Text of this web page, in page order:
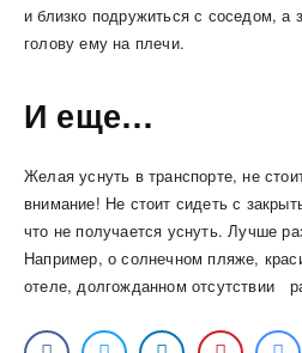
и близко подружиться с соседом, а
голову ему на плечи.
И еще…
Желая уснуть в транспорте, не
внимание! Не стоит сидеть с
что не получается уснуть. Лучше
Например, о солнечном пляже,
отеле, долгожданном отсутствии